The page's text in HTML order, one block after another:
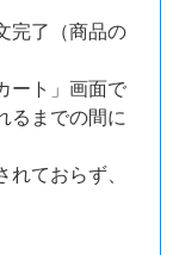
完了（商品の
ート」画面で
るまでの間に
ておらず、